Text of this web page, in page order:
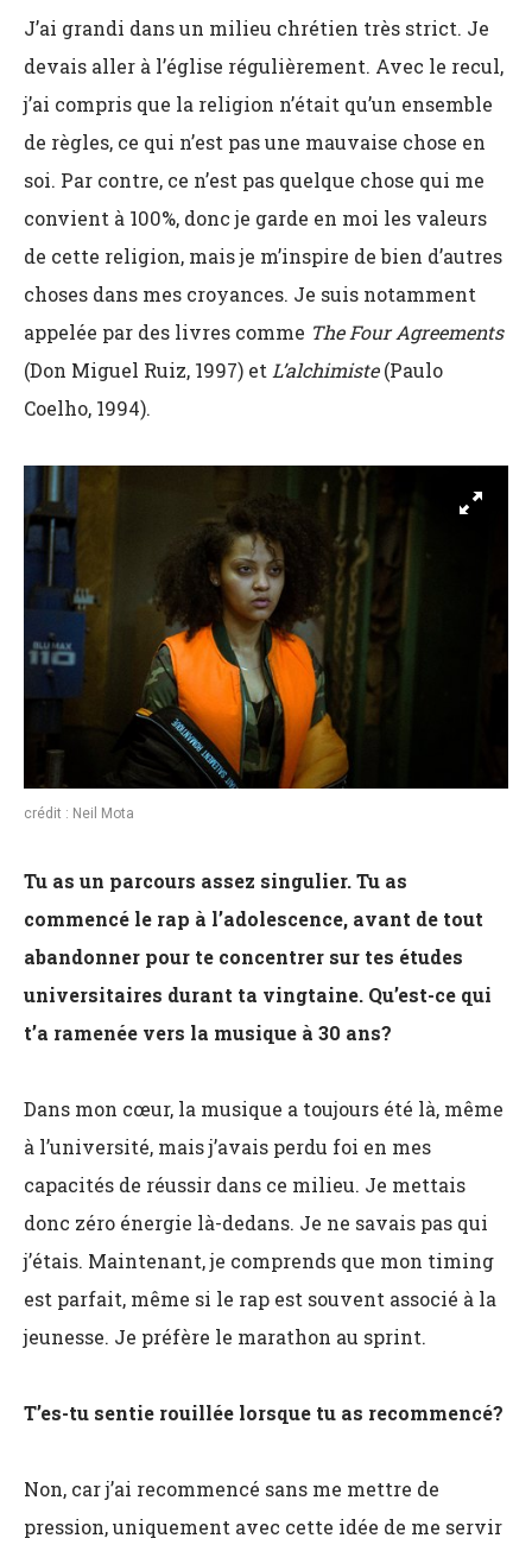
J’ai grandi dans un milieu chrétien très strict. Je
devais aller à l’église régulièrement. Avec le recul,
j’ai compris que la religion n’était qu’un ensemble
de règles, ce qui n’est pas une mauvaise chose en
soi. Par contre, ce n’est pas quelque chose qui me
convient à 100%, donc je garde en moi les valeurs
de cette religion, mais je m’inspire de bien d’autres
choses dans mes croyances. Je suis notamment
appelée par des livres comme The Four Agreements
(Don Miguel Ruiz, 1997) et L’alchimiste(Paulo
Coelho, 1994).
crédit : Neil Mota
Tu as un parcours assez singulier. Tu as
commencé le rap à l’adolescence, avant de tout
abandonner pour te concentrer sur tes études
universitaires durant ta vingtaine. Qu’est-ce qui
t’a ramenée vers la musique à 30 ans?
Dans mon cœur, la musique a toujours été là, même
à l’université, mais j’avais perdu foi en mes
capacités de réussir dans ce milieu. Je mettais
donc zéro énergie là-dedans. Je ne savais pas qui
j’étais. Maintenant, je comprends que mon timing
est parfait, même si le rap est souvent associé à la
jeunesse. Je préfère le marathon au sprint.
T’es-tu sentie rouillée lorsque tu as recommencé?
Non, car j’ai recommencé sans me mettre de
pression, uniquement avec cette idée de me servir